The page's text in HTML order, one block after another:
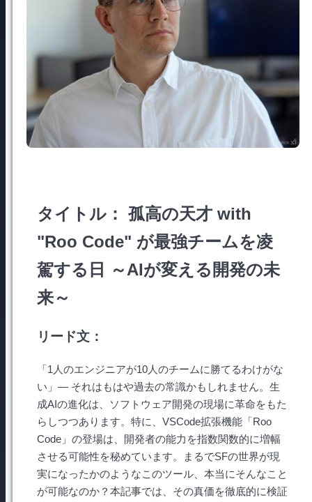
タイトル： 孤高の天才 with
"Roo Code" が最強チームを凌
駕する日 ～AIが変える開発の未
来～
リード文：
「1人のエンジニアが10人のチームに勝てるわけがな
い」— それはもはや過去の常識かもしれません。生
成AIの進化は、ソフトウェア開発の現場に革命をもた
らしつつあります。特に、VSCode拡張機能「Roo
Code」の登場は、開発者の能力を指数関数的に増幅
させる可能性を秘めています。まるでSFの世界が現
実になったかのようなこのツール、本当にそんなこと
が可能なのか？本記事では、その真価を徹底的に検証